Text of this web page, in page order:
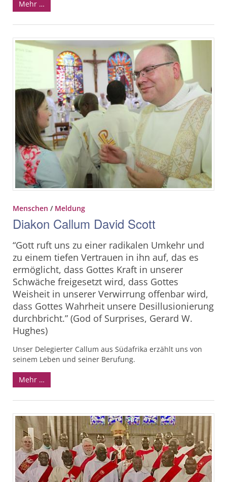
Mehr …
Menschen / Meldung
Diakon Callum David Scott
“Gott ruft uns zu einer radikalen Umkehr und
zu einem tiefen Vertrauen in ihn auf, das es
ermöglicht, dass Gottes Kraft in unserer
Schwäche freigesetzt wird, dass Gottes
Weisheit in unserer Verwirrung offenbar wird,
dass Gottes Wahrheit unsere Desillusionierung
durchbricht.” (God of Surprises, Gerard W.
Hughes)
Unser Delegierter Callum aus Südafrika erzählt uns von
seinem Leben und seiner Berufung.
Mehr …